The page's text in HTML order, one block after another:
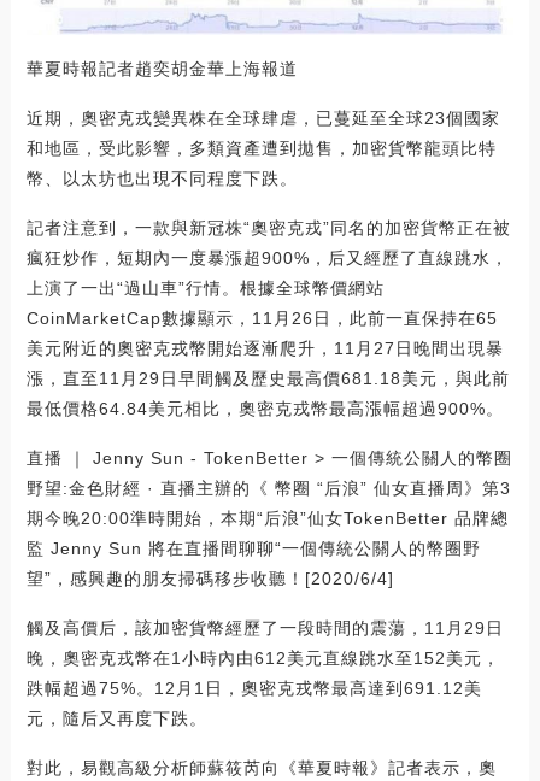
華夏時報記者趙奕胡金華上海報道
近期，奧密克戎變異株在全球肆虐，已蔓延至全球23個國家
和地區，受此影響，多類資產遭到拋售，加密貨幣龍頭比特
幣、以太坊也出現不同程度下跌。
記者注意到，一款與新冠株“奧密克戎”同名的加密貨幣正在被
瘋狂炒作，短期內一度暴漲超900%，后又經歷了直線跳水，
上演了一出“過山車”行情。根據全球幣價網站
CoinMarketCap數據顯示，11月26日，此前一直保持在65
美元附近的奧密克戎幣開始逐漸爬升，11月27日晚間出現暴
漲，直至11月29日早間觸及歷史最高價681.18美元，與此前
最低價格64.84美元相比，奧密克戎幣最高漲幅超過900%。
直播 ｜ Jenny Sun - TokenBetter > 一個傳統公關人的幣圈
野望:金色財經 · 直播主辦的《 幣圈 “后浪” 仙女直播周》第3
期今晚20:00準時開始，本期“后浪”仙女TokenBetter 品牌總
監 Jenny Sun 將在直播間聊聊“一個傳統公關人的幣圈野
望”，感興趣的朋友掃碼移步收聽！[2020/6/4]
觸及高價后，該加密貨幣經歷了一段時間的震蕩，11月29日
晚，奧密克戎幣在1小時內由612美元直線跳水至152美元，
跌幅超過75%。12月1日，奧密克戎幣最高達到691.12美
元，隨后又再度下跌。
對此，易觀高級分析師蘇筱芮向《華夏時報》記者表示，奧